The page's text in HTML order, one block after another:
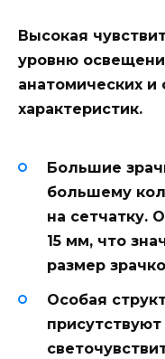
Высокая
уровню
анатомических и
характеристик.
Большие
большему
на сетчатку.
15 мм, что
размер
Особая